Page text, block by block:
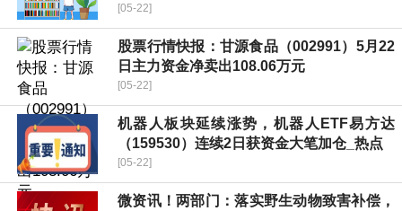
[05-22]
股票行情快报：甘源食品（002991）5月22
日主力资金净卖出108.06万元
[05-22]
机器人板块延续涨势，机器人ETF易方达
（159530）连续2日获资金大笔加仓_热点
[05-22]
微资讯！两部门：落实野生动物致害补偿，